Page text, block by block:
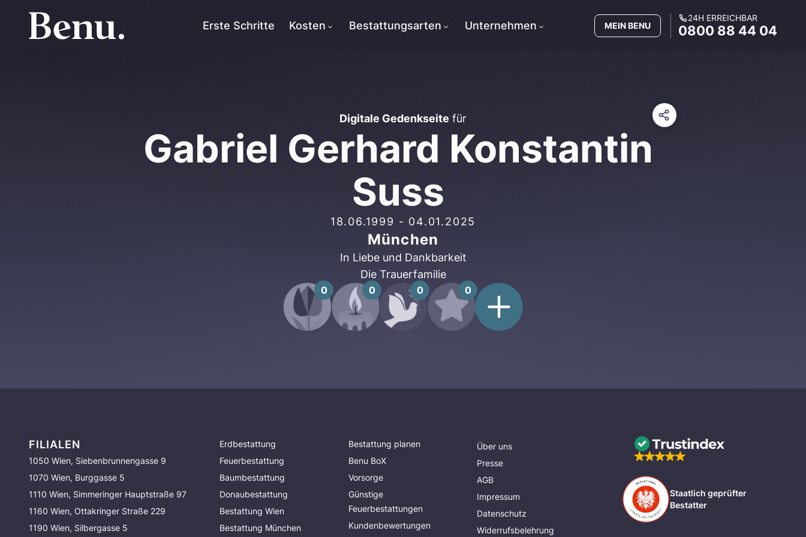
Erste Schritte Kosten Bestattungsarten Unternehmen MEIN BENU
24H ERREICHBAR
0800 88 44 04
Digitale Gedenkseite für
Gabriel Gerhard Konstantin
Suss
18.06.1999 - 04.01.2025
München
In Liebe und Dankbarkeit
Die Trauerfamilie
0 0 0 0
FILIALEN
1050 Wien, Siebenbrunnengasse 9
1070 Wien, Burggasse 5
1110 Wien, Simmeringer Hauptstraße 97
1160 Wien, Ottakringer Straße 229
1190 Wien, Silbergasse 5
Erdbestattung
Feuerbestattung
Baumbestattung
Donaubestattung
Bestattung Wien
Bestattung München
Bestattung planen
Benu BoX
Vorsorge
Günstige
Feuerbestattungen
Kundenbewertungen
Über uns
Presse
AGB
Impressum
Datenschutz
Widerrufsbelehrung
Staatlich geprüfter
Bestatter